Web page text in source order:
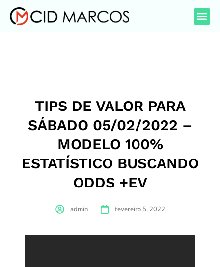
TIPS DE VALOR PARA
SÁBADO 05/02/2022 –
MODELO 100%
ESTATÍSTICO BUSCANDO
ODDS +EV
admin fevereiro 5, 2022